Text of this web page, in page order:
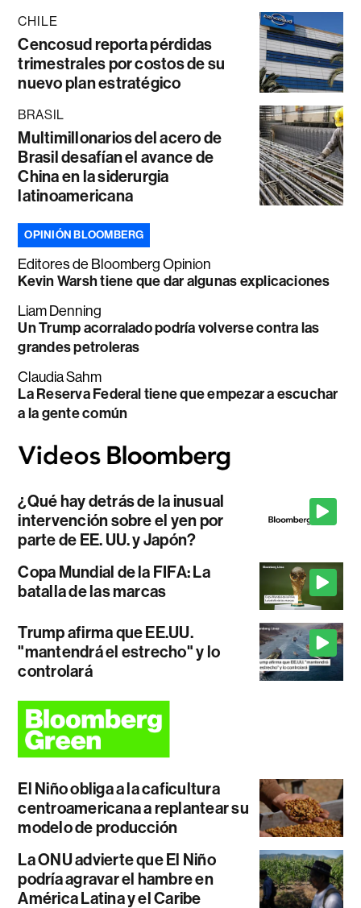
CHILE
Cencosud reporta pérdidas
trimestrales por costos de su
nuevo plan estratégico
BRASIL
Multimillonarios del acero de
Brasil desafían el avance de
China en la siderurgia
latinoamericana
OPINIÓN BLOOMBERG
Editores de Bloomberg Opinion
Kevin Warsh tiene que dar algunas explicaciones
Liam Denning
Un Trump acorralado podría volverse contra las
grandes petroleras
Claudia Sahm
La Reserva Federal tiene que empezar a escuchar
a la gente común
¿Qué hay detrás de la inusual
intervención sobre el yen por
parte de EE. UU. y Japón?
Copa Mundial de la FIFA: La
batalla de las marcas
Trump afirma que EE.UU.
"mantendrá el estrecho" y lo
controlará
El Niño obliga a la caficultura
centroamericana a replantear su
modelo de producción
La ONU advierte que El Niño
podría agravar el hambre en
América Latina y el Caribe